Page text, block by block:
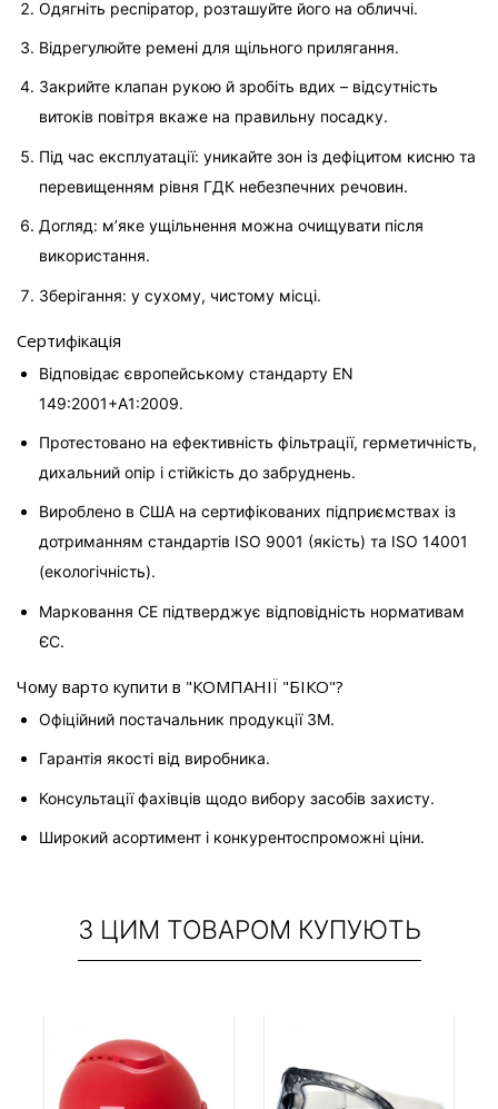
Одягніть респіратор, розташуйте його на обличчі.
Відрегулюйте ремені для щільного прилягання.
Закрийте клапан рукою й зробіть вдих – відсутність
витоків повітря вкаже на правильну посадку.
Під час експлуатації: уникайте зон із дефіцитом кисню та
перевищенням рівня ГДК небезпечних речовин.
Догляд: м’яке ущільнення можна очищувати після
використання.
Зберігання: у сухому, чистому місці.
Сертифікація
Відповідає європейському стандарту EN
149:2001+A1:2009.
Протестовано на ефективність фільтрації, герметичність,
дихальний опір і стійкість до забруднень.
Вироблено в США на сертифікованих підприємствах із
дотриманням стандартів ISO 9001 (якість) та ISO 14001
(екологічність).
Марковання CE підтверджує відповідність нормативам
ЄС.
Чому варто купити в "КОМПАНІЇ "БІКО"?
Офіційний постачальник продукції 3M.
Гарантія якості від виробника.
Консультації фахівців щодо вибору засобів захисту.
Широкий асортимент і конкурентоспроможні ціни.
З ЦИМ ТОВАРОМ КУПУЮТЬ